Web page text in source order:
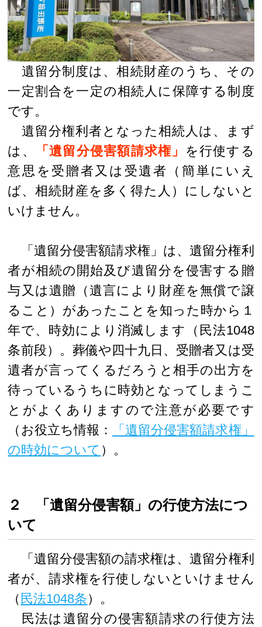
遺留分制度は、相続財産のうち、その
一定割合を一定の相続人に保障する制度
です。
遺留分権利者となった相続人は、まず
は、
「遺留分侵害額請求権」 を行使する
意思を受贈者又は受遺者（簡単にいえ
ば、相続財産を多く得た人）にしないと
いけません。
「遺留分侵害額請求権」は、遺留分権利
者が相続の開始及び遺留分を侵害する贈
与又は遺贈（遺言により財産を無償で譲
ること）があったことを知った時から１
年で、時効により消滅します（民法1048
条前段）。葬儀や四十九日、受贈者又は受
遺者が言ってくるだろうと相手の出方を
待っているうちに時効となってしまうこ
とがよくありますので注意が必要です
（お役立ち情報：
「遺留分侵害額請求権」
の時効について ）。
２ 「遺留分侵害額」の行使方法につ
いて
「遺留分侵害額の請求権は、遺留分権利
者が、請求権を行使しないといけません
（ 民法1048条）。
民法は遺留分の侵害額請求の行使方法